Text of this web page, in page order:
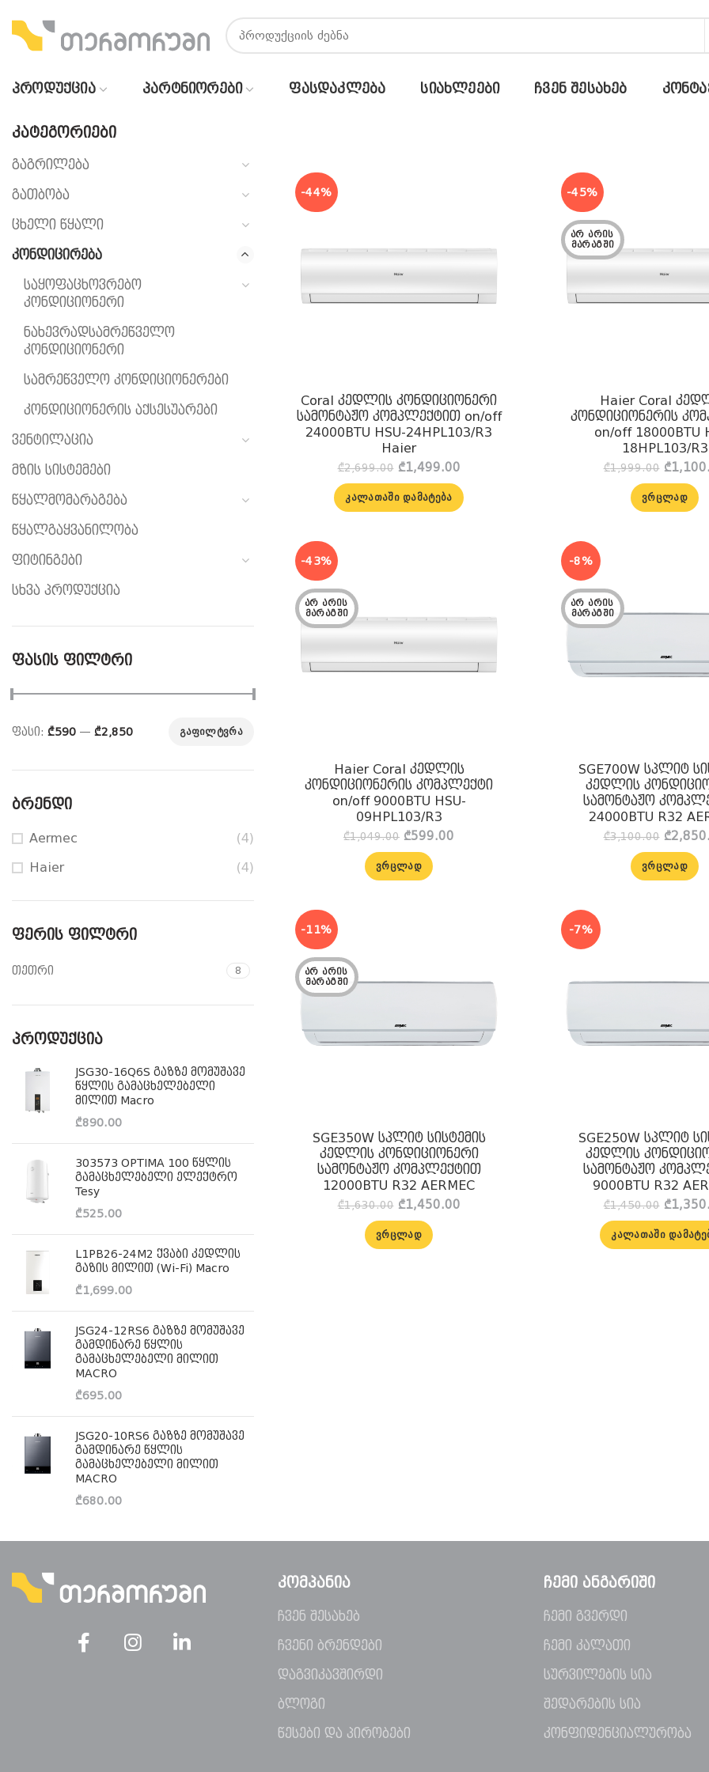
ᲞᲠᲝᲓᲣᲥᲪᲘᲐ ᲞᲐᲠᲢᲜᲘᲝᲠᲔᲑᲘ ᲤᲐᲡᲓᲐᲙᲚᲔᲑᲐ ᲡᲘᲐᲮᲚᲔᲔᲑᲘ ᲩᲕᲔᲜ ᲨᲔᲡᲐᲮᲔᲑ
ᲙᲐᲢᲔᲒᲝᲠᲘᲔᲑᲘ
გაგრილება
გათბობა
ცხელი წყალი
კონდიცირება
საყოფაცხოვრებო
კონდიციონერი
ნახევრადსამრეწველო
კონდიციონერი
სამრეწველო კონდიციონერები
კონდიციონერის აქსესუარები
ვენტილაცია
მზის სისტემები
წყალმომარაგება
წყალგაყვანილობა
ფიტინგები
სხვა პროდუქცია
ᲤᲐᲡᲘᲡ ᲤᲘᲚᲢᲠᲘ
ᲒᲐᲤᲘᲚᲢᲕᲠᲐ
ფასი: ₾590 — ₾2,850
ᲑᲠᲔᲜᲓᲘ
Aermec
(4)
Haier
(4)
ᲤᲔᲠᲘᲡ ᲤᲘᲚᲢᲠᲘ
თეთრი 8
ᲞᲠᲝᲓᲣᲥᲪᲘᲐ
JSG30-16Q6S გაზზე მომუშავე
წყლის გამაცხელებელი
მილით Macro
₾890.00
303573 OPTIMA 100 წყლის
გამაცხელებელი ელექტრო
Tesy
₾525.00
L1PB26-24M2 ქვაბი კედლის
გაზის მილით (Wi-Fi) Macro
₾1,699.00
JSG24-12RS6 გაზზე მომუშავე
გამდინარე წყლის
გამაცხელებელი მილით
MACRO
₾695.00
JSG20-10RS6 გაზზე მომუშავე
გამდინარე წყლის
გამაცხელებელი მილით
MACRO
₾680.00
-44%
Coral კედლის კონდიციონერი
სამონტაჟო კომპლექტით on/off
24000BTU HSU-24HPL103/R3
Haier
₾2,699.00 Original
price
was:
₾2,699.00.
₾1,499.00Current
is:
₾1,499.00.
ᲙᲐᲚᲐᲗᲐᲨᲘ ᲓᲐᲛᲐᲢᲔᲑᲐ
-45%
ᲐᲠ ᲐᲠᲘᲡ
ᲛᲐᲠᲐᲒᲨᲘ
Haier Coral
კონდიციონერის
on/off 18000BTU
18HPL103/R3
₾1,999.00
price
was:
₾
ᲕᲠᲪᲚᲐᲓ
-43%
ᲐᲠ ᲐᲠᲘᲡ
ᲛᲐᲠᲐᲒᲨᲘ
Haier Coral კედლის
კონდიციონერის კომპლექტი
on/off 9000BTU HSU-
09HPL103/R3
₾1,049.00 Original
price
was:
₾1,049.00.
₾599.00
ᲕᲠᲪᲚᲐᲓ
-8%
ᲐᲠ ᲐᲠᲘᲡ
ᲛᲐᲠᲐᲒᲨᲘ
SGE700W სპლიტ
კედლის
სამონტაჟო
24000BTU R32
₾3,100.00
price
was:
₾
ᲕᲠᲪᲚᲐᲓ
-11%
ᲐᲠ ᲐᲠᲘᲡ
ᲛᲐᲠᲐᲒᲨᲘ
SGE350W სპლიტ სისტემის
კედლის კონდიციონერი
სამონტაჟო კომპლექტით
12000BTU R32 AERMEC
₾1,630.00 Original
price
was:
₾1,630.00.
₾1,450.00Current
ᲕᲠᲪᲚᲐᲓ
-7%
SGE250W სპლიტ
კედლის
სამონტაჟო
9000BTU R32
₾1,450.00
price
was:
₾
ᲙᲐᲚᲐᲗᲐᲨᲘ
ᲙᲝᲛᲞᲐᲜᲘᲐ
ჩვენ შესახებ
ჩვენი ბრენდები
დაგვიკავშირდი
ბლოგი
წესები და პირობები
ᲩᲔᲛᲘ ᲐᲜᲒᲐᲠᲘᲨᲘ
ჩემი გვერდი
ჩემი კალათი
სურვილების სია
შედარების სია
კონფიდენციალურობა